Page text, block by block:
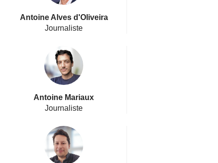
Antoine Alves d'Oliveira
Journaliste
Antoine Mariaux
Journaliste